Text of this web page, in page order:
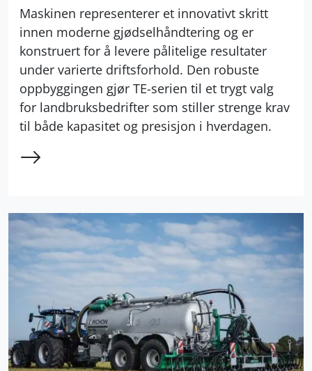
Maskinen representerer et innovativt skritt
innen moderne gjødselhåndtering og er
konstruert for å levere pålitelige resultater
under varierte driftsforhold. Den robuste
oppbyggingen gjør TE-serien til et trygt valg
for landbruksbedrifter som stiller strenge krav
til både kapasitet og presisjon i hverdagen.